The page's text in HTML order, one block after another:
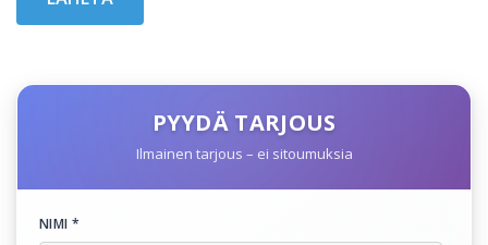
PYYDÄ TARJOUS
Ilmainen tarjous – ei sitoumuksia
NIMI *